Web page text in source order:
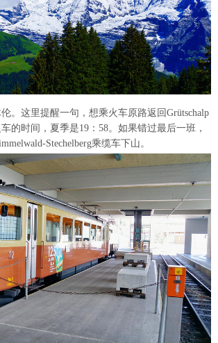
。这里提醒一句，想乘火车原路返回Grütschalp
的时间，夏季是19：58。如果错过最后一班，
Stechelberg乘缆车下山。